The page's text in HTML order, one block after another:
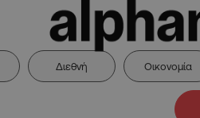
Διεθνή Οικονομία